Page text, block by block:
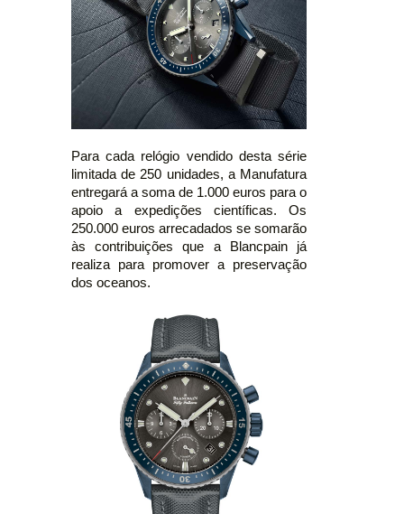
Para cada relógio vendido desta série
limitada de 250 unidades, a Manufatura
entregará a soma de 1.000 euros para o
apoio a expedições científicas. Os
250.000 euros arrecadados se somarão
às contribuições que a Blancpain já
realiza para promover a preservação
dos oceanos.